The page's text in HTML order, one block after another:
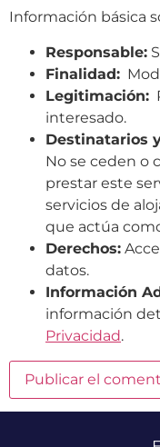
Información básica
Responsable:
Finalidad:
Legitimación:
interesado.
Destinatarios
No se ceden o
prestar este
servicios de
que actúa
Derechos:
datos.
Información
información
Privacidad.